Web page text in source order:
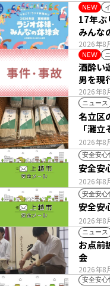
NEW
2026年8
17年ぶ
みんな
NEW
2026年8
酒酔い
男を現
ニュース
2026年8
名立区
「灘
安全安心
2026年8
安全安
安全安心
2026年8
安全安
ニュース
2026年8
お点前
会
安全安心